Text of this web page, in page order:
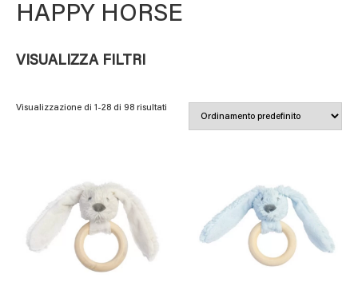
HAPPY HORSE
VISUALIZZA FILTRI
Visualizzazione di 1-28 di 98 risultati